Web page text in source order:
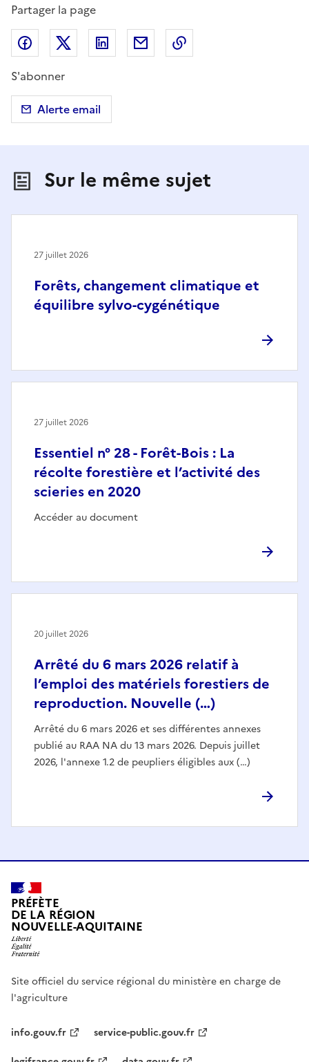
Partager la page
Partager sur Facebook
Partager sur X (anciennement Twitter)
Partager sur LinkedIn
Partager par email
S'abonner
Alerte email
Sur le même sujet
Forêts, changement climatique et
équilibre sylvo-cygénétique
27 juillet 2026
Essentiel n° 28 - Forêt-Bois : La
récolte forestière et l’activité des
scieries en 2020
Accéder au document
27 juillet 2026
Arrêté du 6 mars 2026 relatif à
l’emploi des matériels forestiers de
reproduction. Nouvelle (…)
Arrêté du 6 mars 2026 et ses différentes annexes
publié au RAA NA du 13 mars 2026. Depuis juillet
2026, l'annexe 1.2 de peupliers éligibles aux (…)
20 juillet 2026
PRÉFÈTE
DE LA RÉGION
NOUVELLE-AQUITAINE
Site officiel du service régional du ministère en charge de
l'agriculture
info.gouv.fr
service-public.gouv.fr